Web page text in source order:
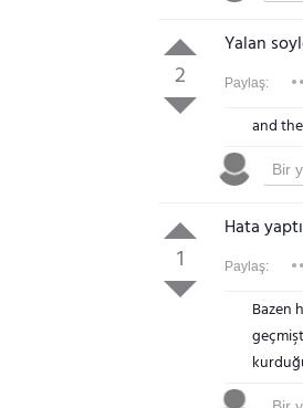
2
Yalan
Paylaş:
and the
1
Hata
Paylaş:
Bazen